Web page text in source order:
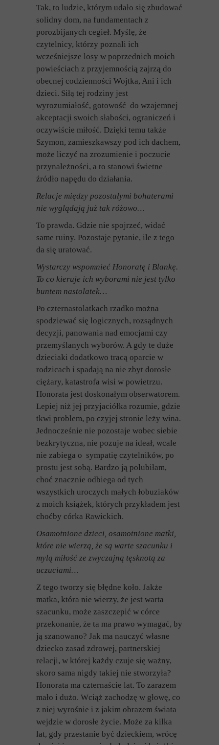
Tak, to ludzie, którym udało się zbudować
solidny dom, na fundamentach z
porozbijanych cegieł. Myślę, że
czytelnicy, którzy poznali ich
wcześniejsze losy w poprzednich moich
powieściach z przyjemnością zajrzą do
obecnej codzienności Wojtka, Ani i ich
dzieci. Siłą tej rodziny jest
wyrozumiałość, gotowość do wzajemnej
akceptacji swoich słabości, ograniczeń i
oczywiście miłość. Dzięki temu także
Szymon, zamieszkawszy pod ich dachem,
może liczyć na zrozumienie i poczucie
przynależności, a to stanowi świetne
źródło napędu do działania.
Relacje między pozostałymi bohaterami
nie wyglądają już tak różowo…
To prawda. Gdzie nie spojrzeć, widać
same ruiny. Pozostaje pytanie, ile z tego
da się uratować.
Wystarczy wspomnieć Honoratę i Blankę.
To co kieruje ich wyborami nie jest tylko
buntem nastolatek…
Po czternastolatkach rzadko można
spodziewać się logicznych, rozsądnych
decyzji, panowania nad emocjami czy
przemyślanych wyborów. A gdy te duże
dzieciaki dodatkowo tracą oparcie w
rodzicach i spadają na nie zbyt dorosłe
ciężary, katastrofa wisi w powietrzu.
Honorata jest doskonałym obserwatorem.
Lepiej niż jej przyjaciółka rozumie, gdzie
tkwi problem, po czyjej stronie leży wina.
Jednocześnie nie pozostaje wobec siebie
bezkrytyczna, nie pozuje na ideał, wcale
nie zabiega o sympatię czytelników, po
prostu jest sobą. Bardzo ją polubiłam,
choć znacznie odbiega od tych
wszystkich uroczych małych łobuziaków
z moich książek, których przykładem jest
choćby córka Rawickich.
Osamotnione dzieci, osamotnione matki,
które nie wierzą, że są warte szacunku i
mylą miłość ze zwyczajną tęsknotą za
uczuciami…
Z tego tworzy się błędne koło. Jakże
matka, która nie wierzy, że jest warta
szacunku, może zaszczepić w córce
przekonanie, że ta ma prawo wymagać, by
ją szanowano? Jak ma nauczyć własne
dziecko zasad zdrowej, partnerskiej
relacji, w której każdy czuje się ważny,
skoro sama nigdy takiej nie stworzyła?
Honorata ma czternaście lat. To zarazem
mało i dużo. Wciąż zachodzę w głowę, co
z niej wyrośnie i z jakim obrazem świata
wejdzie w dorosłe życie. Może za kilka
lat, gdy przestanie być dzieckiem, wrócę